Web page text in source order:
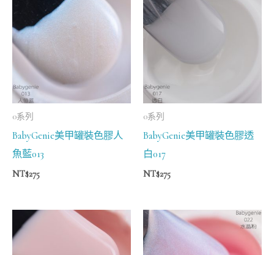
0系列
BabyGenie美甲罐裝色膠人
魚藍013
NT$275
0系列
BabyGenie美甲罐裝色膠透
白017
NT$275